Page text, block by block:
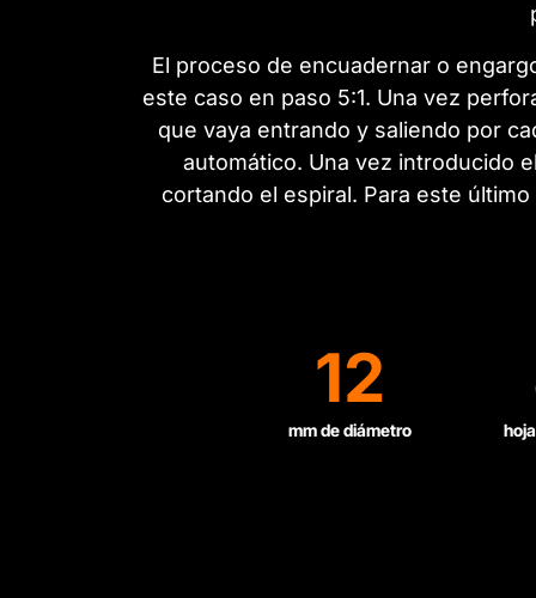
El proceso de encuadernar o
este caso en paso 5:1. Una vez
que vaya entrando y saliendo por
automático. Una vez introducido
cortando el espiral. Para este
12
mm de diámetro